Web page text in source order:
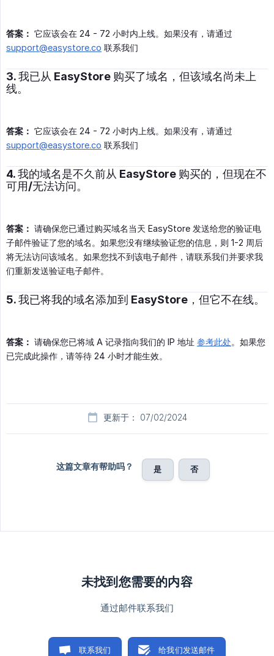
答案： 它应该会在 24 - 72 小时内上线。如果没有，请通过
support@easystore.co 联系我们
3. 我已从 EasyStore 购买了域名，但该域名尚未上
线。
答案： 它应该会在 24 - 72 小时内上线。如果没有，请通过
support@easystore.co 联系我们
4. 我的域名是不久前从 EasyStore 购买的，但现在不
可用/无法访问。
答案： 请确保您已通过购买域名当天 EasyStore 发送给您的验证电
子邮件验证了您的域名。如果您没有继续验证您的信息，则 1-2 周后
将无法访问该域名。如果您找不到该电子邮件，请联系我们并要求我
们重新发送验证电子邮件。
5. 我已将我的域名添加到 EasyStore，但它不在线。
答案： 请确保您已将域 A 记录指向我们的 IP 地址 参考此处。如果您
已完成此操作，请等待 24 小时才能生效。
更新于： 07/02/2024
这篇文章有帮助吗？ 是 否
未找到您需要的内容
通过邮件联系我们
联系我们 给我们发送邮件